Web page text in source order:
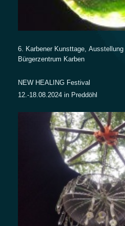
6. Karbener Kunsttage, Ausstellung
Bürgerzentrum Karben
NEW HEALING Festival
12.-18.08.2024 in Preddöhl